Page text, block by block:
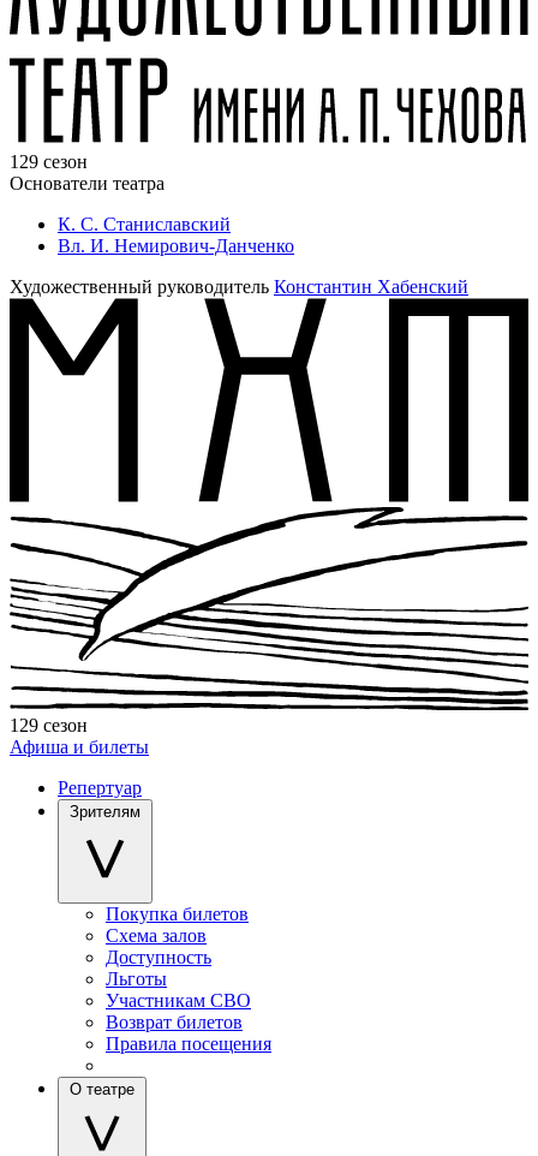
129 сезон
Основатели театра
К. С. Станиславский
Вл. И. Немирович-Данченко
Художественный руководитель Константин Хабенский
129 сезон
Афиша и билеты
Репертуар
Зрителям
Покупка билетов
Схема залов
Доступность
Льготы
Участникам СВО
Возврат билетов
Правила посещения
О театре